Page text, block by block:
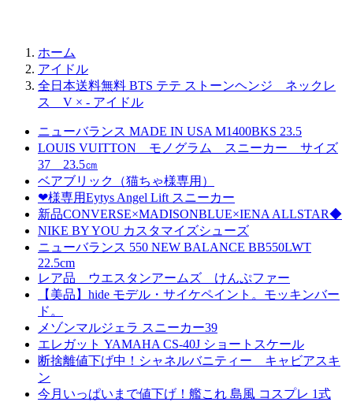
ホーム
アイドル
全日本送料無料 BTS テテ ストーンヘンジ ネックレ
ス V × - アイドル
ニューバランス MADE IN USA M1400BKS 23.5
LOUIS VUITTON モノグラム スニーカー サイズ
37 23.5㎝
ベアブリック（猫ちゃ様専用）
❤︎様専用Eytys Angel Lift スニーカー
新品CONVERSE×MADISONBLUE×IENA ALLSTAR◆
NIKE BY YOU カスタマイズシューズ
ニューバランス 550 NEW BALANCE BB550LWT
22.5cm
レア品 ウエスタンアームズ けんぷファー
【美品】hide モデル・サイケペイント。モッキンバー
ド。
メゾンマルジェラ スニーカー39
エレガット YAMAHA CS-40J ショートスケール
断捨離値下げ中！シャネルバニティー キャビアスキ
ン
今月いっぱいまで値下げ！艦これ 島風 コスプレ 1式